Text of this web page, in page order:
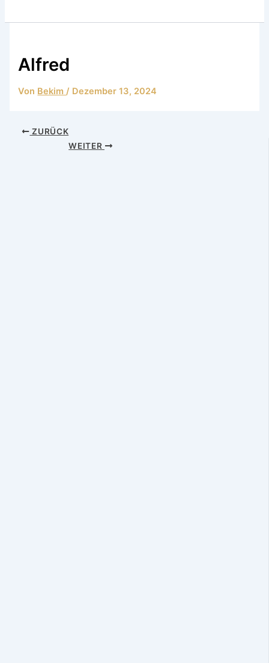
Alfred
Von Bekim/ Dezember 13, 2024
ZURÜCK
WEITER